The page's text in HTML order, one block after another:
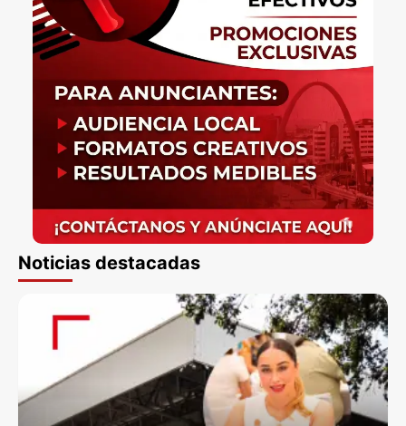
Noticias destacadas